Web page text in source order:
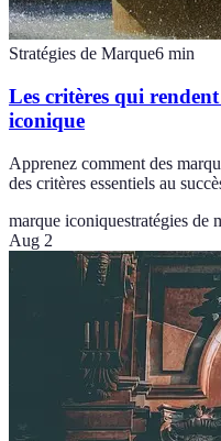
Stratégies de Marque6 min
Les critères qui
iconique
Apprenez comment des
des critères essentiels au
marque iconiquestratégies de
Aug 2